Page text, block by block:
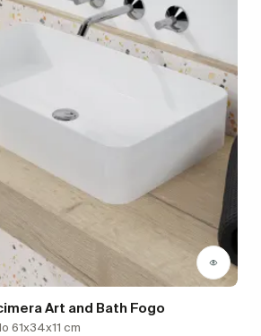
Art and Bath Fogo
61x34x11 cm